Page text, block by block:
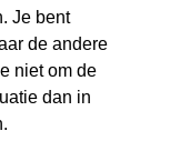
Je bent
de andere
niet om de
dan in